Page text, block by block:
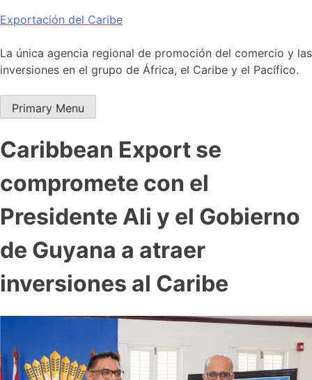
Skip
content
Exportación del Caribe
La única agencia regional de promoción del comercio y las
inversiones en el grupo de África, el Caribe y el Pacífico.
Primary Menu
Caribbean Export se
compromete con el
Presidente Ali y el Gobierno
de Guyana a atraer
inversiones al Caribe